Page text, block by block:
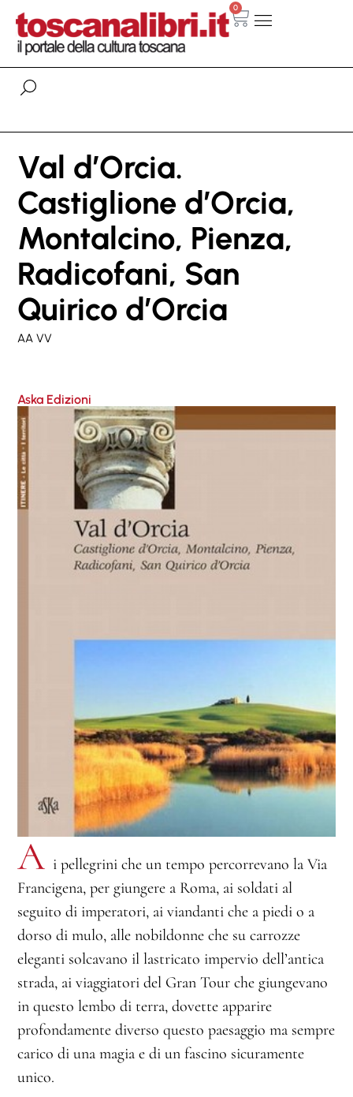
0
Val d’Orcia.
Castiglione d’Orcia,
Montalcino, Pienza,
Radicofani, San
Quirico d’Orcia
AA VV
Aska Edizioni
A i pellegrini che un tempo percorrevano la Via
Francigena, per giungere a Roma, ai soldati al
seguito di imperatori, ai viandanti che a piedi o a
dorso di mulo, alle nobildonne che su carrozze
eleganti solcavano il lastricato impervio dell’antica
strada, ai viaggiatori del Gran Tour che giungevano
in questo lembo di terra, dovette apparire
profondamente diverso questo paesaggio ma sempre
carico di una magia e di un fascino sicuramente
unico.